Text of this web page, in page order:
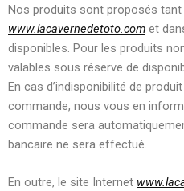
Nos produits sont proposés tant
www.lacavernedetoto.com et
disponibles. Pour les produits
valables sous réserve de
En cas d’indisponibilité de
commande, nous vous en
commande sera
bancaire ne sera effectué.
En outre, le site Internet